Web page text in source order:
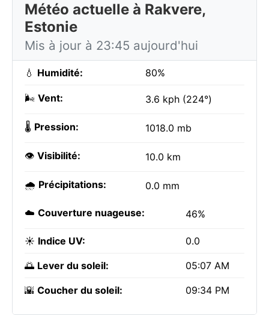
Météo actuelle à Rakvere,
Estonie
Mis à jour à 23:45 aujourd'hui
💧 Humidité: 80%
🌬️ Vent: 3.6 kph (224°)
🌡️ Pression: 1018.0 mb
👁️ Visibilité: 10.0 km
🌧️ Précipitations: 0.0 mm
☁️ Couverture nuageuse: 46%
☀️ Indice UV: 0.0
🌅 Lever du soleil: 05:07 AM
🌇 Coucher du soleil: 09:34 PM